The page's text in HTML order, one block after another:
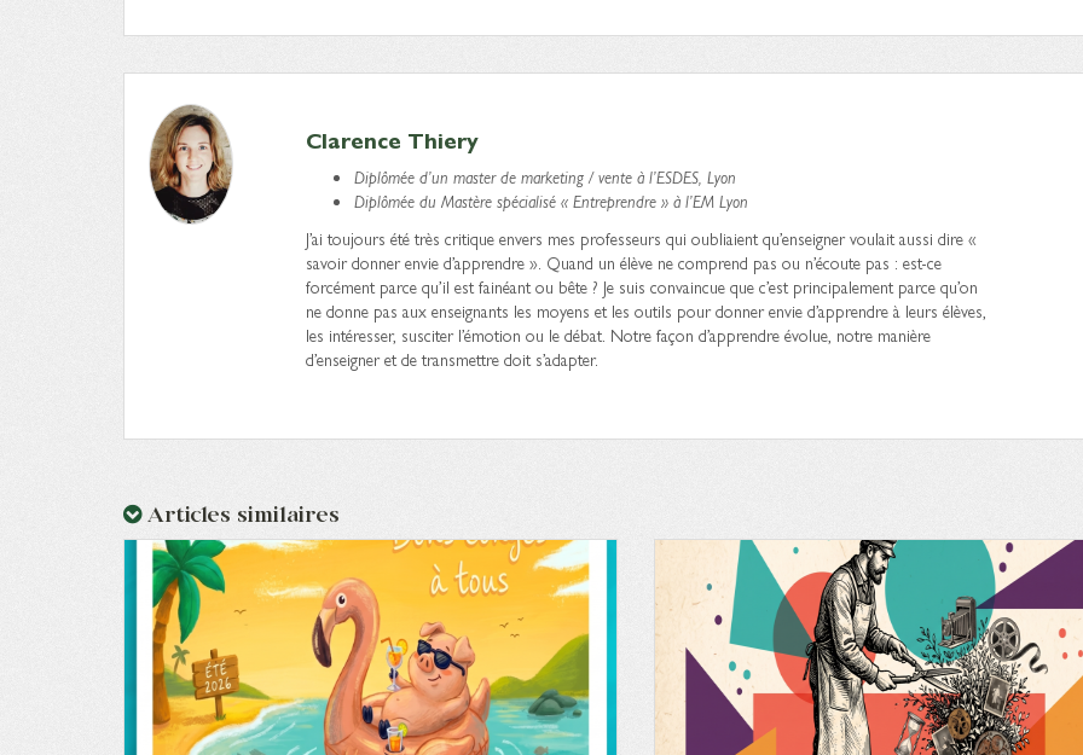
Clarence Thiery
Diplômée d’un master de marketing / vente à l’ESDES, Lyon
Diplômée du Mastère spécialisé « Entreprendre » à l’EM Lyon
J’ai toujours été très critique envers mes professeurs qui oubliaient qu’enseigner voulait aussi dire «
savoir donner envie d’apprendre ». Quand un élève ne comprend pas ou n’écoute pas : est-ce
forcément parce qu’il est fainéant ou bête ? Je suis convaincue que c’est principalement parce qu’on
ne donne pas aux enseignants les moyens et les outils pour donner envie d’apprendre à leurs élèves,
les intéresser, susciter l’émotion ou le débat. Notre façon d’apprendre évolue, notre manière
d’enseigner et de transmettre doit s’adapter.
Articles similaires